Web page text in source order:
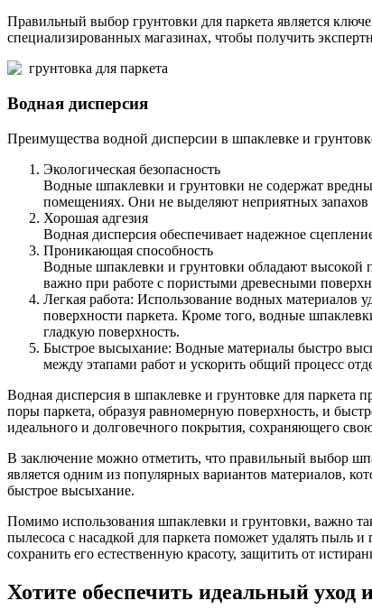
Правильный выбор грунтовки для паркета является
специализированных магазинах, чтобы получить
Водная дисперсия
Преимущества водной дисперсии в шпаклевке и
Экологическая безопасность
Водные шпаклевки и грунтовки не содержат
помещениях. Они не выделяют неприятных
Хорошая адгезия
Водная дисперсия обеспечивает надежное
Проникающая способность
Водные шпаклевки и грунтовки обладают высокой
важно при работе с пористыми древесными
Легкая работа: Использование водных материалов
поверхности паркета. Кроме того, водные
гладкую поверхность.
Быстрое высыхание: Водные материалы быстро
между этапами работ и ускорить общий процесс
Водная дисперсия в шпаклевке и грунтовке для паркета
поры паркета, образуя равномерную поверхность, и
идеального и долговечного покрытия, сохраняющего
В заключение можно отметить, что правильный выбор
является одним из популярных вариантов материалов,
быстрое высыхание.
Помимо использования шпаклевки и грунтовки, важно
пылесоса с насадкой для паркета поможет удалять пыль и
сохранить его естественную красоту, защитить от
Хотите обеспечить идеальный